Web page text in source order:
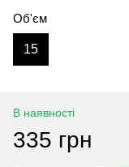
Об'єм
15
В наявності
335 грн